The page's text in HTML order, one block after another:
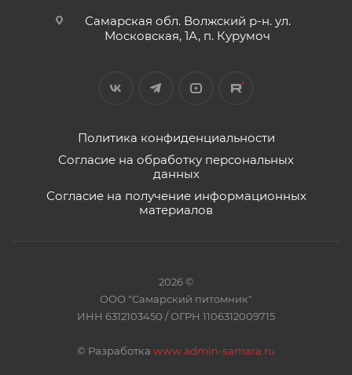
Самарская обл. Волжский р-н. ул.
Московская, 1А, п. Курумоч
Политика конфиденциальности
Согласие на обработку персональных
данных
Согласие на получение информационных
материалов
2026 ©
ООО "Самарский питомник"
ИНН 6312103450 / ОГРН 1106312009715
© Разработка www.admin-samara.ru